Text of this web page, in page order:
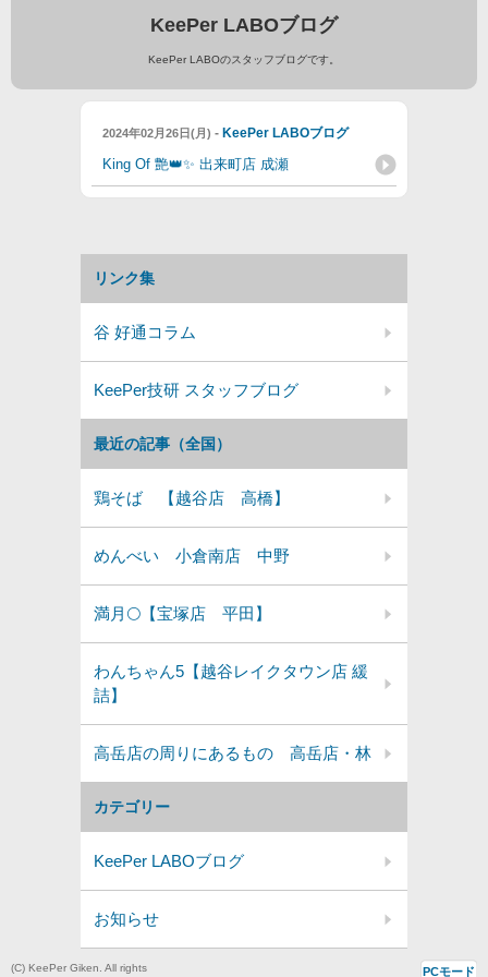
KeePer LABOブログ
KeePer LABOのスタッフブログです。
2024年02月26日(月) - KeePer LABOブログ
King Of 艶👑✨ 出来町店 成瀬
カテゴリー
KeePer LABOブログ
お知らせ
最近の記事（全国）
鶏そば 【越谷店 高橋】
めんべい 小倉南店 中野
満月🌕️【宝塚店 平田】
わんちゃん5【越谷レイクタウン店 緩
詰】
高岳店の周りにあるもの 高岳店・林
リンク集
谷 好通コラム
KeePer技研 スタッフブログ
(C) KeePer Giken. All rights PCモード